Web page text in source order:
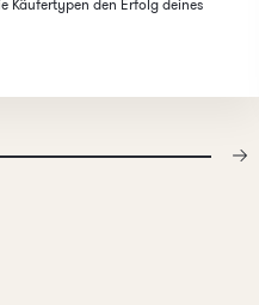
Käufertypen den Erfolg deines